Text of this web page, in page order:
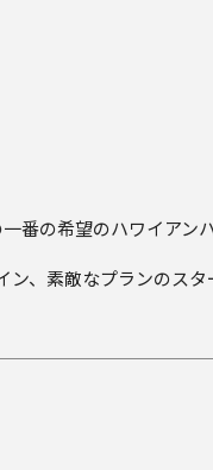
番の希望のハワイアンハ
、素敵なプランのスタ